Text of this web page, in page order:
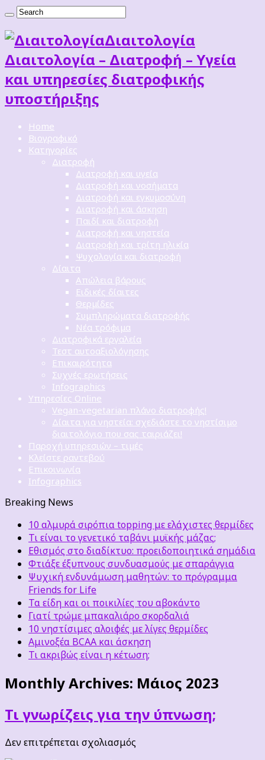
Διαιτoλογία
Διαιτολογία – Διατροφή – Υγεία
και υπηρεσίες διατροφικής
υποστήριξης
Home
Βιογραφικό
Κατηγορίες
Διατροφή
Διατροφή και υγεία
Διατροφή και νοσήματα
Διατροφή και εγκυμοσύνη
Διατροφή και άσκηση
Παιδί και διατροφή
Διατροφή και νηστεία
Διατροφή και τρίτη ηλικία
Ψυχολογία και διατροφή
Δίαιτα
Απώλεια βάρους
Ειδικές δίαιτες
Θερμίδες
Συμπληρώματα διατροφής
Νέα τρόφιμα
Διατροφικά εργαλεία
Τεστ αυτοαξιολόγησης
Επικαιρότητα
Συχνές ερωτήσεις
Infographics
Υπηρεσίες Online
Vegan-vegetarian πλάνο διατροφής!
Δίαιτα για νηστεία: σχεδιάστε το νηστίσιμο
διαιτολόγιο που σας ταιριάζει!
Παροχή υπηρεσιών – τιμές
Κλείστε ραντεβού
Επικοινωνία
Infographics
Breaking News
10 αλμυρά σιρόπια topping με ελάχιστες θερμίδες
Τι είναι το γενετικό ταβάνι μυϊκής μάζας;
Εθισμός στο διαδίκτυο: προειδοποιητικά σημάδια
Φτιάξε έξυπνους συνδυασμούς με σπαράγγια
Ψυχική ενδυνάμωση μαθητών: το πρόγραμμα
Friends for Life
Τα είδη και οι ποικιλίες του αβοκάντο
Γιατί τρώμε μπακαλιάρο σκορδαλιά
10 νηστίσιμες αλοιφές με λίγες θερμίδες
Αμινοξέα BCAA και άσκηση
Τι ακριβώς είναι η κέτωση;
Monthly Archives: Μάιος 2023
Τι γνωρίζεις για την ύπνωση;
Δεν επιτρέπεται σχολιασμός